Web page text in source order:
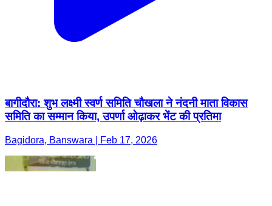
बागीदौरा: शुभ लक्ष्मी स्वर्ण समिति चौखला ने नंदनी माता विकास
समिति का सम्मान किया, उपर्णा ओढ़ाकर भेंट की प्रतिमा
Bagidora, Banswara | Feb 17, 2026